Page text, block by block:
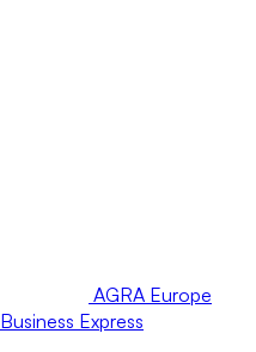
AGRA Europe
Business Express